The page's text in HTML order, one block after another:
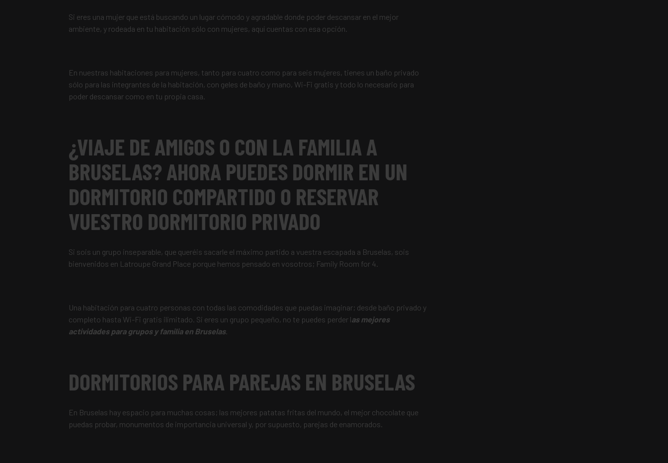
Si eres una mujer que está buscando un lugar cómodo y agradable donde poder descansar en el mejor
ambiente, y rodeada en tu habitación sólo con mujeres, aquí cuentas con esa opción.
En nuestras habitaciones para mujeres, tanto para cuatro como para seis mujeres, tienes un baño privado
sólo para las integrantes de la habitación, con geles de baño y mano, Wi-Fi gratis y todo lo necesario para
poder descansar como en tu propia casa.
¿VIAJE DE AMIGOS O CON LA FAMILIA A
BRUSELAS? AHORA PUEDES DORMIR EN UN
DORMITORIO COMPARTIDO O RESERVAR
VUESTRO DORMITORIO PRIVADO
Si sois un grupo inseparable, que queréis sacarle el máximo partido a vuestra escapada a Bruselas, sois
bienvenidos en Latroupe Grand Place porque hemos pensado en vosotros; Family Room for 4.
Una habitación para cuatro personas con todas las comodidades que puedas imaginar; desde baño privado y
completo hasta Wi-Fi gratis ilimitado. Si eres un grupo pequeño, no te puedes perder las mejores
actividades para grupos y familia en Bruselas.
DORMITORIOS PARA PAREJAS EN BRUSELAS
En Bruselas hay espacio para muchas cosas; las mejores patatas fritas del mundo, el mejor chocolate que
puedas probar, monumentos de importancia universal y, por supuesto, parejas de enamorados.